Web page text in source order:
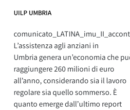
UILP UMBRIA
L’assistenza agli anziani in
Umbria genera un’economia che
raggiungere 260 milioni di euro
all’anno, considerando sia il lavoro
regolare sia quello sommerso. È
quanto emerge dall’ultimo report